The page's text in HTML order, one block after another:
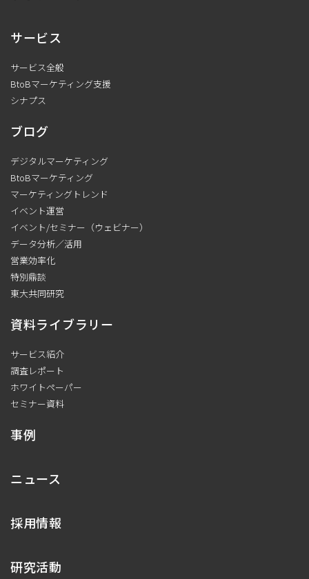
サービス
サービス全般
BtoBマーケティング支援
シナプス
ブログ
デジタルマーケティング
BtoBマーケティング
マーケティングトレンド
イベント運営
イベント/セミナー（ウェビナー）
データ分析／活用
営業効率化
特別鼎談
東大共同研究
資料ライブラリー
サービス紹介
調査レポート
ホワイトペーパー
セミナー資料
事例
ニュース
採用情報
研究活動